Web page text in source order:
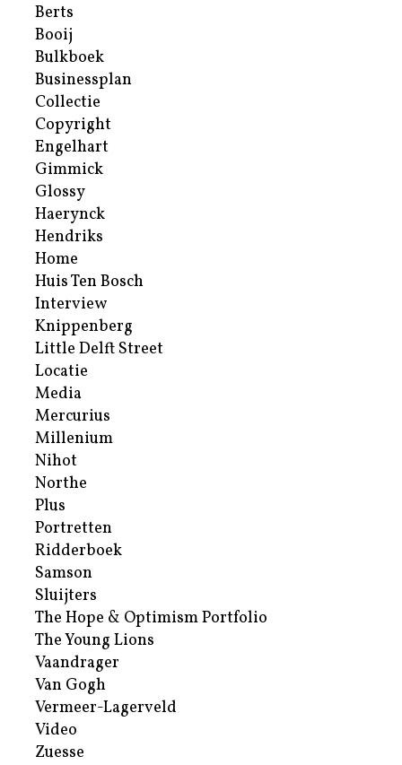
Berts
Booij
Bulkboek
Businessplan
Collectie
Copyright
Engelhart
Gimmick
Glossy
Haerynck
Hendriks
Home
Huis Ten Bosch
Interview
Knippenberg
Little Delft Street
Locatie
Media
Mercurius
Millenium
Nihot
Northe
Plus
Portretten
Ridderboek
Samson
Sluijters
The Hope & Optimism Portfolio
The Young Lions
Vaandrager
Van Gogh
Vermeer-Lagerveld
Video
Zuesse